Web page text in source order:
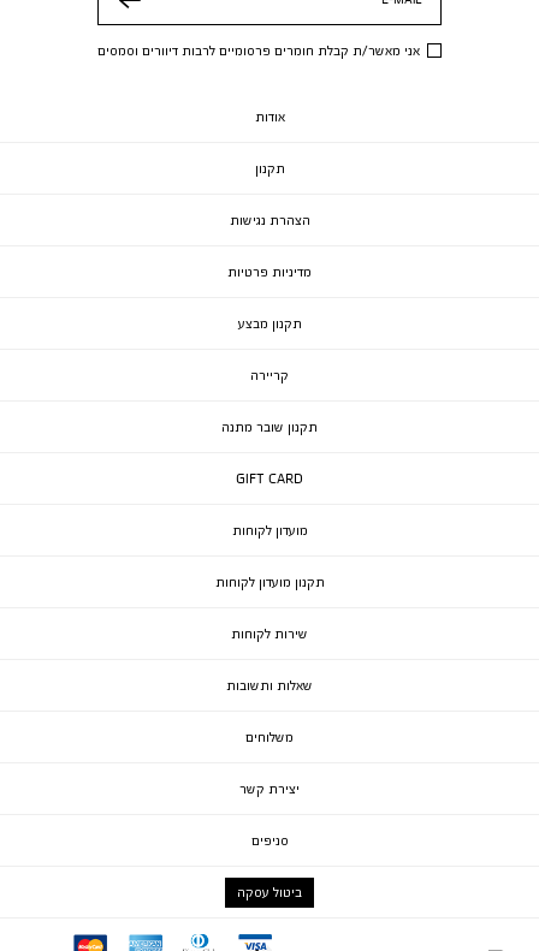
אני מאשר/ת קבלת חומרים פרסומיים לרבות דיוורים וסמסים
אודות
תקנון
הצהרת נגישות
מדיניות פרטיות
תקנון מבצע
קריירה
תקנון שובר מתנה
GIFT CARD
מועדון לקוחות
תקנון מועדון לקוחות
שירות לקוחות
שאלות ותשובות
משלוחים
יצירת קשר
סניפים
ביטול עסקה
visa
diners
ae
mc